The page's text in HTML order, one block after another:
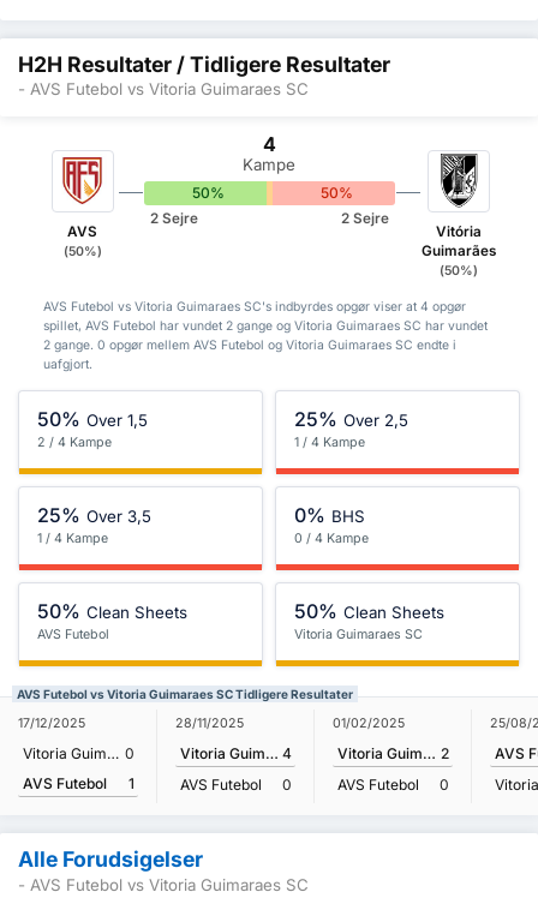
H2H Resultater / Tidligere Resultater
- AVS Futebol vs Vitoria Guimaraes SC
AVS
(50%)
4
Kampe
50% 50%
2 Sejre 2 Sejre
Vitória
Guimarães
(50%)
AVS Futebol vs Vitoria Guimaraes SC's indbyrdes opgør viser at 4 opgør
spillet, AVS Futebol har vundet 2 gange og Vitoria Guimaraes SC har vundet
2 gange. 0 opgør mellem AVS Futebol og Vitoria Guimaraes SC endte i
uafgjort.
50% Over 1,5
2 / 4 Kampe
25% Over 2,5
1 / 4 Kampe
25% Over 3,5
1 / 4 Kampe
0% BHS
0 / 4 Kampe
50% Clean Sheets
AVS Futebol
50% Clean Sheets
Vitoria Guimaraes SC
AVS Futebol vs Vitoria Guimaraes SC Tidligere Resultater
17/12/2025
Vitoria Guimaraes SC 0
AVS Futebol
1
28/11/2025
Vitoria Guimaraes SC 4
AVS Futebol
0
01/02/2025
Vitoria Guimaraes SC 2
AVS Futebol
0
25/08/
AVS
Alle Forudsigelser
- AVS Futebol vs Vitoria Guimaraes SC